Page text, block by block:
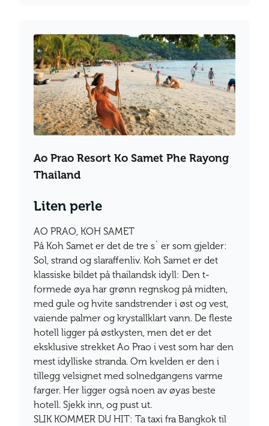
Ao Prao Resort Ko Samet Phe Rayong
Thailand
Liten perle
AO PRAO, KOH SAMET
På Koh Samet er det de tre s´ er som gjelder:
Sol, strand og slaraffenliv. Koh Samet er det
klassiske bildet på thailandsk idyll: Den t-
formede øya har grønn regnskog på midten,
med gule og hvite sandstrender i øst og vest,
vaiende palmer og krystallklart vann. De fleste
hotell ligger på østkysten, men det er det
eksklusive strekket Ao Prao i vest som har den
mest idylliske stranda. Om kvelden er den i
tillegg velsignet med solnedgangens varme
farger. Her ligger også noen av øyas beste
hotell. Sjekk inn, og pust ut.
SLIK KOMMER DU HIT: Ta taxi fra Bangkok til